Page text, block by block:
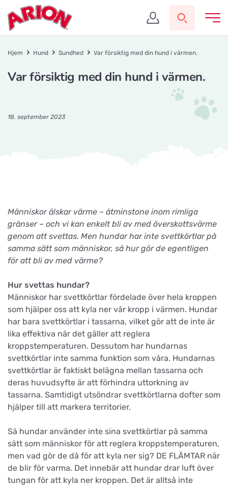
Hjem Hund Sundhed Var försiktig med din hund i värmen.
Var försiktig med din hund i värmen.
18. september 2023
Människor älskar värme – åtminstone inom rimliga
gränser – och vi kan enkelt bli av med överskottsvärme
genom att svettas. Men hundar har inte svettkörtlar på
samma sätt som människor, så hur gör de egentligen
för att bli av med värme?
Hur svettas hundar?
Människor har svettkörtlar fördelade över hela kroppen
som hjälper oss att kyla ner vår kropp i värmen. Hundar
har bara svettkörtlar i tassarna, vilket gör att de inte är
lika effektiva när det gäller att reglera
kroppstemperaturen. Dessutom har hundarnas
svettkörtlar inte samma funktion som våra. Hundarnas
svettkörtlar är faktiskt belägna mellan tassarna och
deras huvudsyfte är att förhindra uttorkning av
tassarna. Samtidigt utsöndrar svettkörtlarna dofter som
hjälper till att markera territorier.
Så hundar använder inte sina svettkörtlar på samma
sätt som människor för att reglera kroppstemperaturen,
men vad gör de då för att kyla ner sig? DE FLÄMTAR när
de blir för varma. Det innebär att hundar drar luft över
tungan för att kyla ner kroppen. Det är alltså inte